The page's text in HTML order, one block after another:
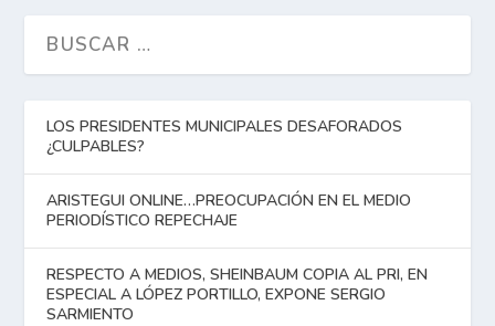
LOS PRESIDENTES MUNICIPALES DESAFORADOS
¿CULPABLES?
ARISTEGUI ONLINE…PREOCUPACIÓN EN EL MEDIO
PERIODÍSTICO REPECHAJE
RESPECTO A MEDIOS, SHEINBAUM COPIA AL PRI, EN
ESPECIAL A LÓPEZ PORTILLO, EXPONE SERGIO
SARMIENTO